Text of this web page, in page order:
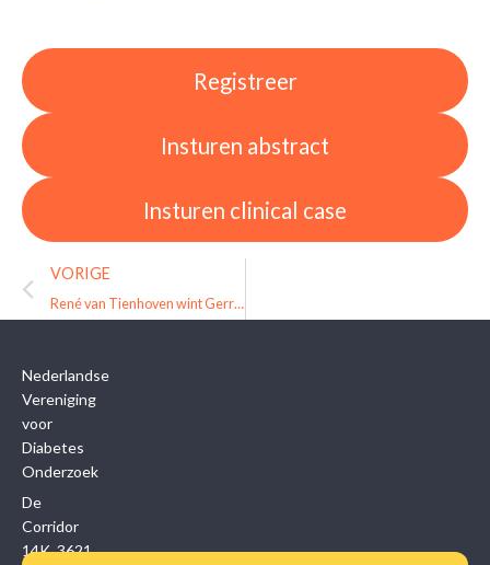
Registreer
Insturen abstract
Insturen clinical case
VORIGE
René van Tienhoven wint Gerritzen-prijs 2025 onderzoek naar de rol van het insulinegen in type 1-diabetes
Nederlandse
Vereniging
voor
Diabetes
Onderzoek
De
Corridor
14K, 3621